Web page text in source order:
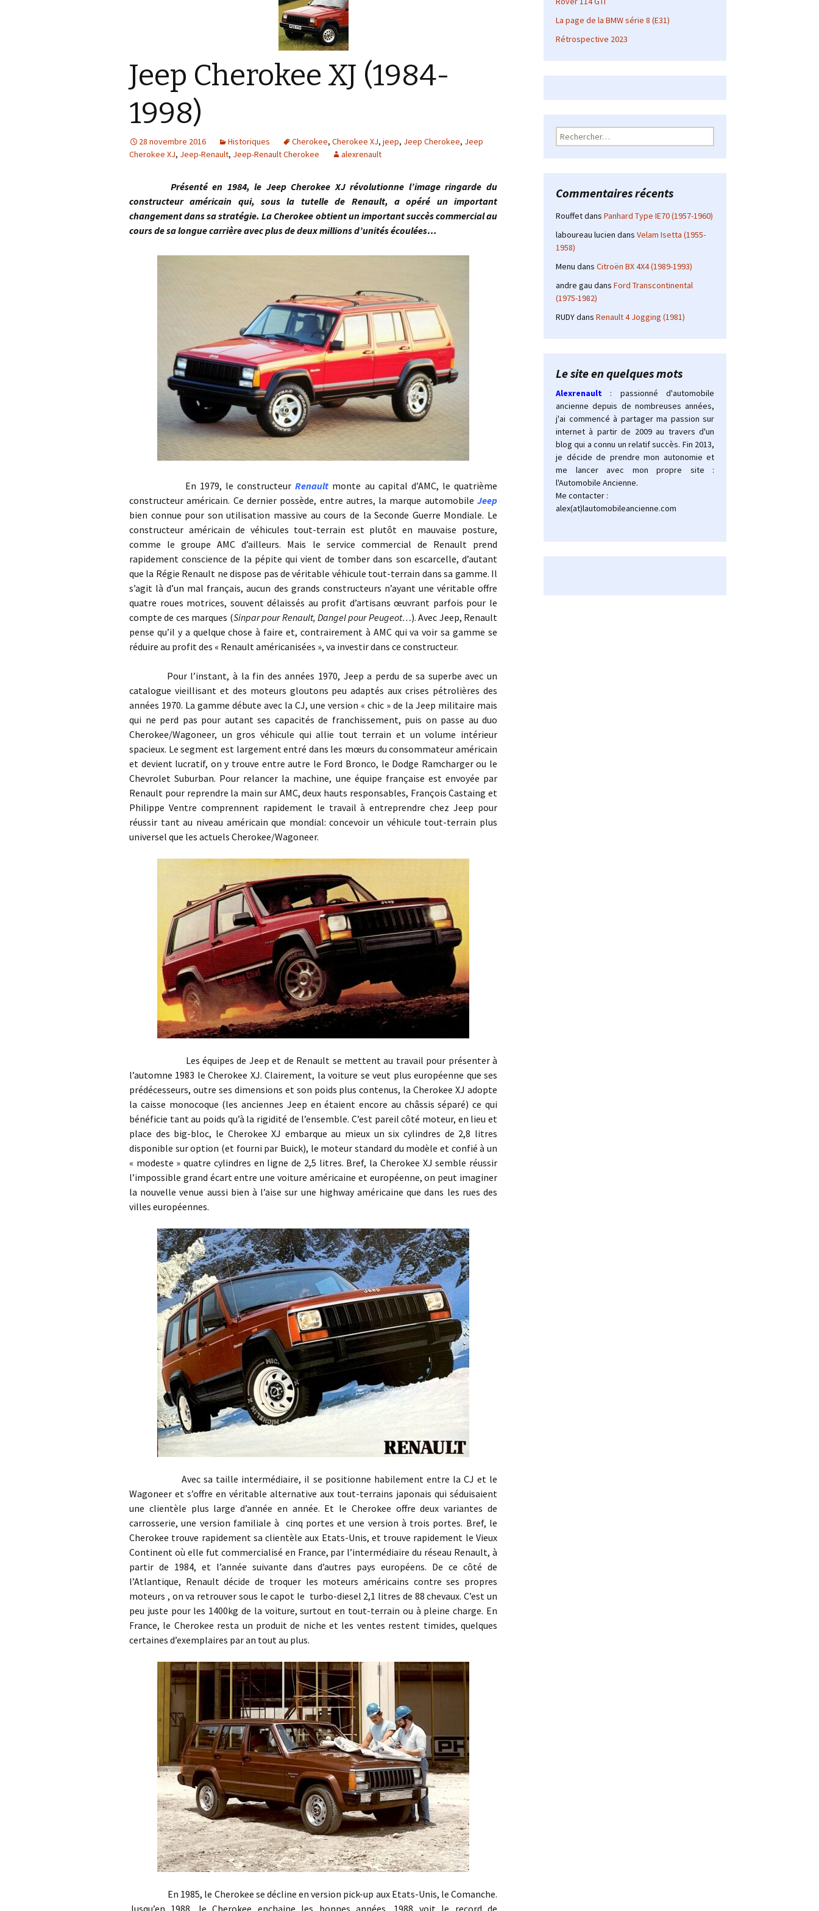
Jeep Cherokee XJ (1984-
1998)
28 novembre 2016 Historiques Cherokee, Cherokee XJ, jeep, Jeep Cherokee, Jeep
Cherokee XJ, Jeep-Renault, Jeep-Renault Cherokee alexrenault
Présenté en 1984, le Jeep Cherokee XJ révolutionne l’image ringarde du
constructeur américain qui, sous la tutelle de Renault, a opéré un important
changement dans sa stratégie. La Cherokee obtient un important succès commercial au
cours de sa longue carrière avec plus de deux millions d’unités écoulées…
En 1979, le constructeur Renault monte au capital d’AMC, le quatrième
constructeur américain. Ce dernier possède, entre autres, la marque automobile Jeep
bien connue pour son utilisation massive au cours de la Seconde Guerre Mondiale. Le
constructeur américain de véhicules tout-terrain est plutôt en mauvaise posture,
comme le groupe AMC d’ailleurs. Mais le service commercial de Renault prend
rapidement conscience de la pépite qui vient de tomber dans son escarcelle, d’autant
que la Régie Renault ne dispose pas de véritable véhicule tout-terrain dans sa gamme. Il
s’agit là d’un mal français, aucun des grands constructeurs n’ayant une véritable offre
quatre roues motrices, souvent délaissés au profit d’artisans œuvrant parfois pour le
compte de ces marques (Sinpar pour Renault, Dangel pour Peugeot…). Avec Jeep, Renault
pense qu’il y a quelque chose à faire et, contrairement à AMC qui va voir sa gamme se
réduire au profit des « Renault américanisées », va investir dans ce constructeur.
Pour l’instant, à la fin des années 1970, Jeep a perdu de sa superbe avec un
catalogue vieillisant et des moteurs gloutons peu adaptés aux crises pétrolières des
années 1970. La gamme débute avec la CJ, une version « chic » de la Jeep militaire mais
qui ne perd pas pour autant ses capacités de franchissement, puis on passe au duo
Cherokee/Wagoneer, un gros véhicule qui allie tout terrain et un volume intérieur
spacieux. Le segment est largement entré dans les mœurs du consommateur américain
et devient lucratif, on y trouve entre autre le Ford Bronco, le Dodge Ramcharger ou le
Chevrolet Suburban. Pour relancer la machine, une équipe française est envoyée par
Renault pour reprendre la main sur AMC, deux hauts responsables, François Castaing et
Philippe Ventre comprennent rapidement le travail à entreprendre chez Jeep pour
réussir tant au niveau américain que mondial: concevoir un véhicule tout-terrain plus
universel que les actuels Cherokee/Wagoneer.
Les équipes de Jeep et de Renault se mettent au travail pour présenter à
l’automne 1983 le Cherokee XJ. Clairement, la voiture se veut plus européenne que ses
prédécesseurs, outre ses dimensions et son poids plus contenus, la Cherokee XJ adopte
la caisse monocoque (les anciennes Jeep en étaient encore au châssis séparé) ce qui
bénéficie tant au poids qu’à la rigidité de l’ensemble. C’est pareil côté moteur, en lieu et
place des big-bloc, le Cherokee XJ embarque au mieux un six cylindres de 2,8 litres
disponible sur option (et fourni par Buick), le moteur standard du modèle et confié à un
« modeste » quatre cylindres en ligne de 2,5 litres. Bref, la Cherokee XJ semble réussir
l’impossible grand écart entre une voiture américaine et européenne, on peut imaginer
la nouvelle venue aussi bien à l’aise sur une highway américaine que dans les rues des
villes européennes.
Avec sa taille intermédiaire, il se positionne habilement entre la CJ et le
Wagoneer et s’offre en véritable alternative aux tout-terrains japonais qui séduisaient
une clientèle plus large d’année en année. Et le Cherokee offre deux variantes de
carrosserie, une version familiale à cinq portes et une version à trois portes. Bref, le
Cherokee trouve rapidement sa clientèle aux Etats-Unis, et trouve rapidement le Vieux
Continent où elle fut commercialisé en France, par l’intermédiaire du réseau Renault, à
partir de 1984, et l’année suivante dans d’autres pays européens. De ce côté de
l’Atlantique, Renault décide de troquer les moteurs américains contre ses propres
moteurs , on va retrouver sous le capot le turbo-diesel 2,1 litres de 88 chevaux. C’est un
peu juste pour les 1400kg de la voiture, surtout en tout-terrain ou à pleine charge. En
France, le Cherokee resta un produit de niche et les ventes restent timides, quelques
certaines d’exemplaires par an tout au plus.
En 1985, le Cherokee se décline en version pick-up aux Etats-Unis, le Comanche.
Jusqu’en 1988, le Cherokee enchaine les bonnes années, 1988 voit le record de
La page de la BMW série 8 (E31)
Rétrospective 2023
Rechercher :
Commentaires récents
Rouffetdans Panhard Type IE70 (1957-1960)
laboureau lucien dans Velam Isetta (1955-
1958)
Menu dans Citroën BX 4X4 (1989-1993)
andre gau dans Ford Transcontinental
(1975-1982)
RUDYdans Renault 4 Jogging (1981)
Le site en quelques mots
Alexrenault
: passionné d'automobile
ancienne depuis de nombreuses années,
j'ai commencé à partager ma passion sur
internet à partir de 2009 au travers d'un
blog qui a connu un relatif succès. Fin 2013,
je décide de prendre mon autonomie et
me lancer avec mon propre site :
l'Automobile Ancienne.
Me contacter :
alex(at)lautomobileancienne.com